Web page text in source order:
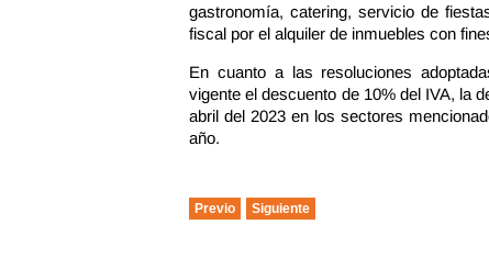
gastronomía, catering, servicio de
fiscal por el alquiler de inmuebles con
En cuanto a las resoluciones
vigente el descuento de 10% del IVA, la
abril del 2023 en los sectores
año.
Previo Siguiente